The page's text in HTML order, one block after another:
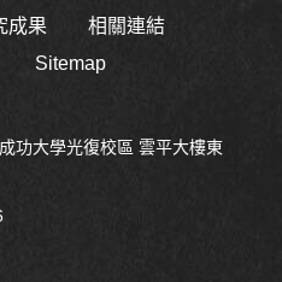
成果
相關連結
Sitemap
功大學光復校區 雲平大樓東